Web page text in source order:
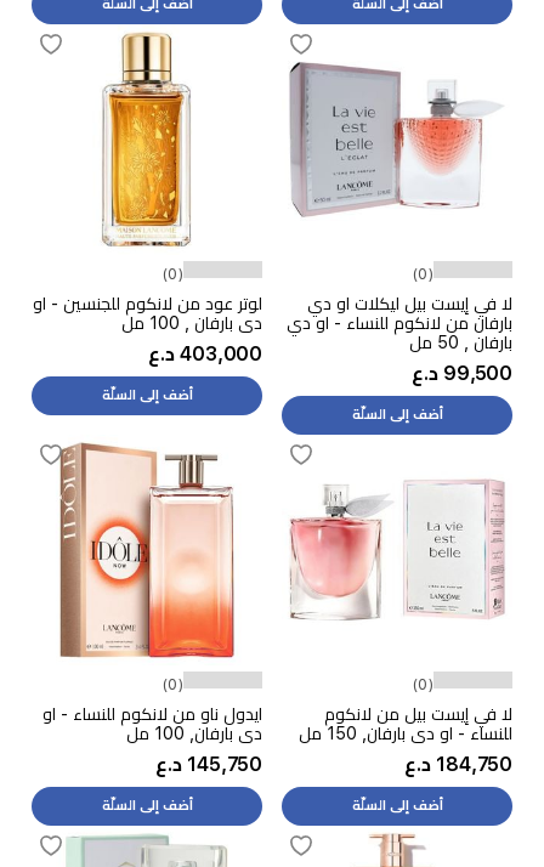
أضف إلى السلّة أضف إلى السلّة
(0)
لا في إيست بيل ليكلات او دي
بارفان من لانكوم للنساء - او دي
بارفان , 50 مل
99,500 د.ع
أضف إلى السلّة
(0)
لوتر عود من لانكوم للجنسين - او
دي بارفان , 100 مل
403,000 د.ع
أضف إلى السلّة
(0)
لا في إيست بيل من لانكوم
للنساء - او دي بارفان, 150 مل
184,750 د.ع
أضف إلى السلّة
(0)
ايدول ناو من لانكوم للنساء - او
دي بارفان, 100 مل
145,750 د.ع
أضف إلى السلّة